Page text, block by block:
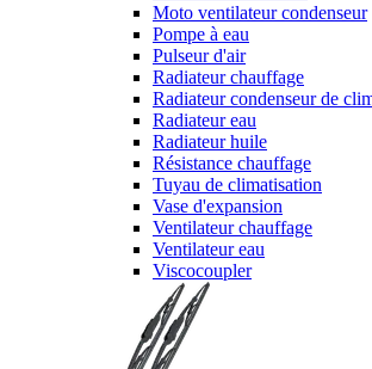
Moto ventilateur condenseur
Pompe à eau
Pulseur d'air
Radiateur chauffage
Radiateur condenseur de
Radiateur eau
Radiateur huile
Résistance chauffage
Tuyau de climatisation
Vase d'expansion
Ventilateur chauffage
Ventilateur eau
Viscocoupler